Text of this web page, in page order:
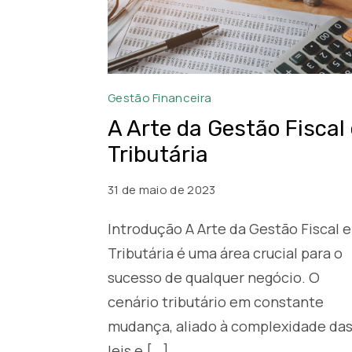
A
da
Gestão
Fiscal
Tributária:
Transformando
Desafios
em
Oportunidades
Gestão Financeira
A Arte da Gestão Fiscal
Tributária
31 de maio de 2023
Introdução A Arte da Gestão Fiscal e
Tributária é uma área crucial para o
sucesso de qualquer negócio. O
cenário tributário em constante
mudança, aliado à complexidade das